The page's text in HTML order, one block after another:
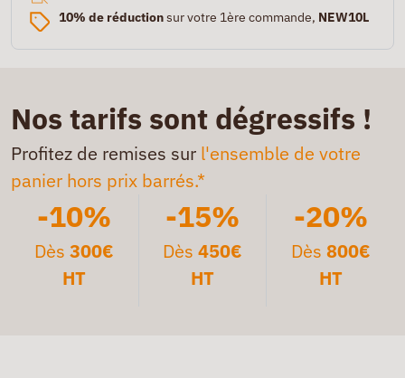
10% de réductionsur votre 1ère commande, NEW10L
Nos tarifs sont dégressifs !
Profitez de remises sur l'ensemble de votre
panier hors prix barrés.*
-10%
Dès300€
HT
-15%
Dès 450€
HT
-20%
Dès 800€
HT